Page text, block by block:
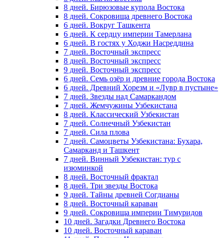
8 дней. Бирюзовые купола Востока
8 дней. Сокровища древнего Востока
6 дней. Вокруг Ташкента
6 дней. К сердцу империи Тамерлана
6 дней. В гостях у Ходжи Насреддина
7 дней. Восточный экспресс
8 дней. Восточный экспресс
9 дней. Восточный экспресс
6 дней. Семь озёр и древние города Востока
6 дней. Древний Хорезм и «Лувр в пустыне»
7 дней. Звезды над Самаркандом
7 дней. Жемчужины Узбекистана
8 дней. Классический Узбекистан
7 дней. Солнечный Узбекистан
7 дней. Сила плова
7 дней. Самоцветы Узбекистана: Бухара,
Самарканд и Ташкент
7 дней. Винный Узбекистан: тур с
изюминкой
8 дней. Восточный фрактал
8 дней. Три звезды Востока
9 дней. Тайны древней Согдианы
8 дней. Восточный караван
9 дней. Сокровища империи Тимуридов
10 дней. Загадки Древнего Востока
10 дней. Восточный караван